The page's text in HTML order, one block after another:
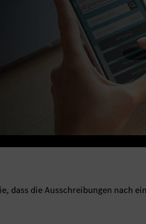
dass die Ausschreibungen nach